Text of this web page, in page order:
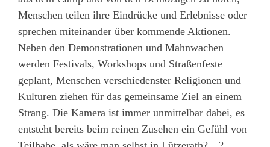
Menschen teilen ihre Eindrücke und Erlebnisse oder
sprechen miteinander über kommende Aktionen.
Neben den Demonstrationen und Mahnwachen
werden Festivals, Workshops und Straßenfeste
geplant, Menschen verschiedenster Religionen und
Kulturen ziehen für das gemeinsame Ziel an einem
Strang. Die Kamera ist immer unmittelbar dabei, es
entsteht bereits beim reinen Zusehen ein Gefühl von